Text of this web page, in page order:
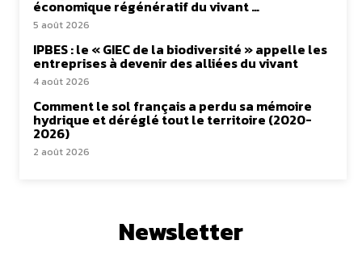
économique régénératif du vivant …
5 août 2026
IPBES : le « GIEC de la biodiversité » appelle les
entreprises à devenir des alliées du vivant
4 août 2026
Comment le sol français a perdu sa mémoire
hydrique et déréglé tout le territoire (2020-
2026)
2 août 2026
Newsletter